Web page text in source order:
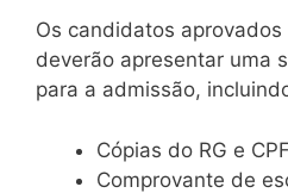
Os candidatos
deverão apresentar uma
para a admissão,
Cópias do RG e
Comprovante de